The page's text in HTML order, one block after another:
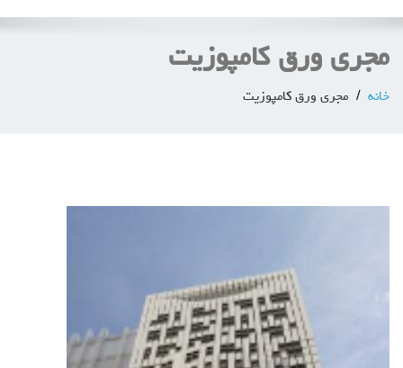
مجری ورق کامپوزیت
خانه مجری ورق کامپوزیت